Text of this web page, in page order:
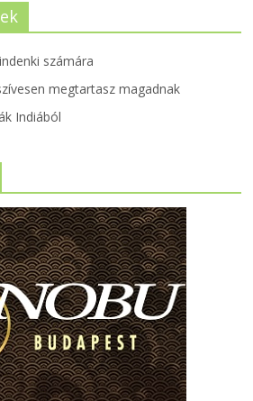
számára
megtartasz magadnak
Indiából